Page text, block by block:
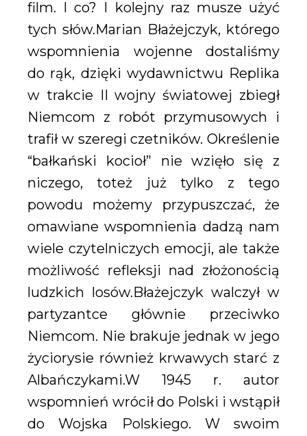
film. I co? I kolejny raz musze użyć
tych słów.Marian Błażejczyk, którego
wspomnienia wojenne dostaliśmy
do rąk, dzięki wydawnictwu Replika
w trakcie II wojny światowej zbiegł
Niemcom z robót przymusowych i
trafił w szeregi czetników. Określenie
“bałkański kocioł” nie wzięło się z
niczego, toteż już tylko z tego
powodu możemy przypuszczać, że
omawiane wspomnienia dadzą nam
wiele czytelniczych emocji, ale także
możliwość refleksji nad złożonością
ludzkich losów.Błażejczyk walczył w
partyzantce głównie przeciwko
Niemcom. Nie brakuje jednak w jego
życiorysie również krwawych starć z
Albańczykami.W 1945 r. autor
wspomnień wrócił do Polski i wstąpił
do Wojska Polskiego. W swoim